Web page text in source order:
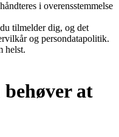
i overensstemmelse
tilmelder dig, og det
og persondatapolitik.
helst.
at